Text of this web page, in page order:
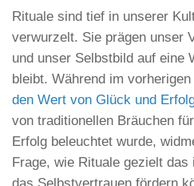
Wie
Rituale
das
und
die
Rituale sind tief in unserer
verwurzelt. Sie prägen unser
und unser Selbstbild auf eine
bleibt. Während im vorherigen
den Wert von Glück und
von traditionellen Bräuchen
Erfolg beleuchtet wurde,
Frage, wie Rituale gezielt
das Selbstvertrauen fördern